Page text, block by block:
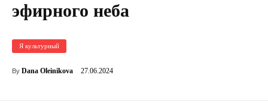
эфирного неба
Я культурный
By Dana Oleinikova 27.06.2024